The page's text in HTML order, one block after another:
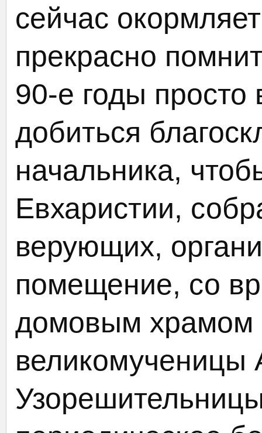
сейчас
прекрасно
90-е годы просто
добиться
начальника,
Евхаристии,
верующих,
помещение, со
домовым храмом
великомученицы